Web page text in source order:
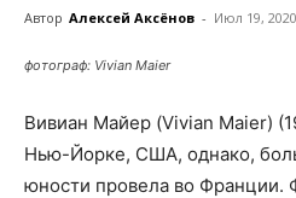
Автор Алексей Аксёнов - Июл 19, 2020
фотограф: Vivian Maier
Вивиан Майер (Vivian Maier)
Нью-Йорке, США, однако,
юности провела во Франции.